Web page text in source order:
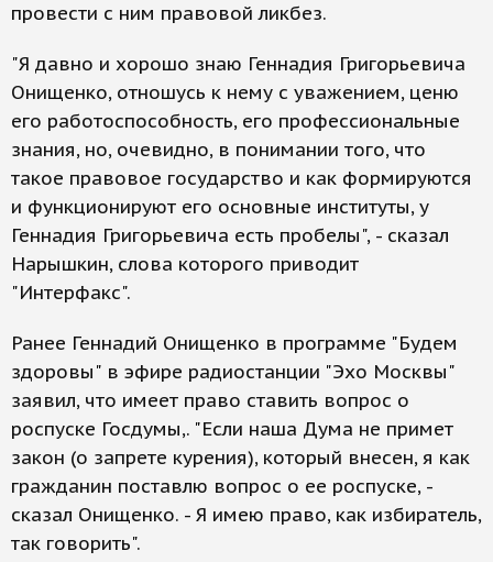
провести с ним правовой ликбез.
"Я давно и хорошо знаю Геннадия Григорьевича
Онищенко, отношусь к нему с уважением, ценю
его работоспособность, его профессиональные
знания, но, очевидно, в понимании того, что
такое правовое государство и как формируются
и функционируют его основные институты, у
Геннадия Григорьевича есть пробелы", - сказал
Нарышкин, слова которого приводит
"Интерфакс".
Ранее Геннадий Онищенко в программе "Будем
здоровы" в эфире радиостанции "Эхо Москвы"
заявил, что имеет право ставить вопрос о
роспуске Госдумы,. "Если наша Дума не примет
закон (о запрете курения), который внесен, я как
гражданин поставлю вопрос о ее роспуске, -
сказал Онищенко. - Я имею право, как избиратель,
так говорить".